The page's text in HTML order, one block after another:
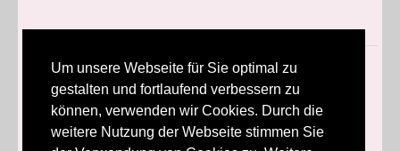
Um unsere Webseite für Sie optimal zu
gestalten und fortlaufend verbessern zu
können, verwenden wir Cookies. Durch die
weitere Nutzung der Webseite stimmen Sie
P.E.B. DESIGN LINKS